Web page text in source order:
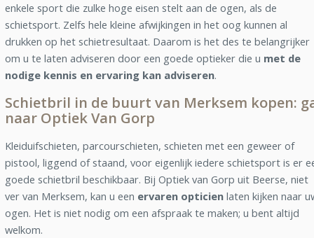
enkele sport die zulke hoge eisen stelt aan de ogen, als de
schietsport. Zelfs hele kleine afwijkingen in het oog kunnen al
drukken op het schietresultaat. Daarom is het des te belangrijker
om u te laten adviseren door een goede optieker die u met de
nodige kennis en ervaring kan adviseren.
Schietbril in de buurt van Merksem kopen:
naar Optiek Van Gorp
Kleiduifschieten, parcourschieten, schieten met een geweer of
pistool, liggend of staand, voor eigenlijk iedere schietsport is er
goede schietbril beschikbaar. Bij Optiek van Gorp uit Beerse, niet
ver van Merksem, kan u een ervaren opticien laten kijken naar
ogen. Het is niet nodig om een afspraak te maken; u bent altijd
welkom.